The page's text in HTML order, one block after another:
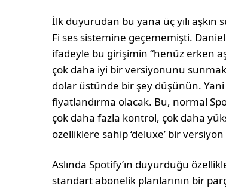
İlk duyurudan bu yana üç yılı aşkın
Fi ses sistemine geçememişti.
ifadeyle bu girişimin “henüz erken
çok daha iyi bir versiyonunu
dolar üstünde bir şey düşünün.
fiyatlandırma olacak. Bu, normal
çok daha fazla kontrol, çok daha
özelliklere sahip ‘deluxe’ bir
Aslında Spotify’ın duyurduğu
standart abonelik planlarının bir